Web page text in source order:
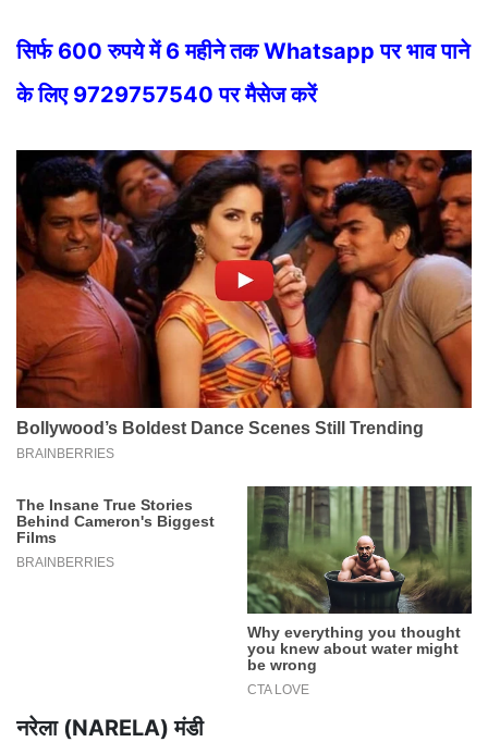
सिर्फ 600 रुपये में 6 महीने तक Whatsapp पर भाव पाने
के लिए 9729757540 पर मैसेज करें
नरेला (NARELA) मंडी